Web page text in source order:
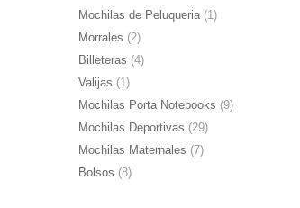
Mochilas de Peluqueria (1)
Morrales (2)
Billeteras (4)
Valijas (1)
Mochilas Porta Notebooks (9)
Mochilas Deportivas (29)
Mochilas Maternales (7)
Bolsos (8)